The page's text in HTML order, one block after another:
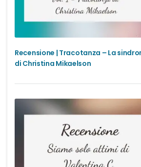
Recensione | Tracotanza – La
di Christina Mikaelson